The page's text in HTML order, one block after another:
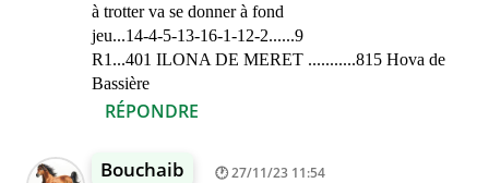
à trotter va se donner à fond
jeu...14-4-5-13-16-1-12-2......9
R1...401 ILONA DE MERET ...........815 Hova de
Bassière
RÉPONDRE
Bouchaib 27/11/23 11:54